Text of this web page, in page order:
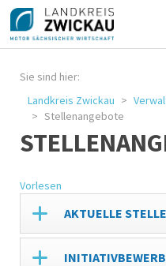
Sie sind hier:
Landkreis Zwickau
Stellenangebote
Vorlesen
AKTUELLE